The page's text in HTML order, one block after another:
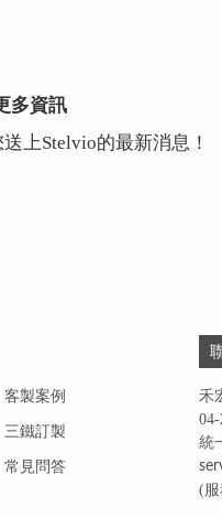
多資訊
上Stelvio的最新消息！
客製案例
三鐵訂製
常見問答
禾
統
(服